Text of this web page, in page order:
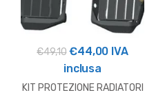
€49,10 Il
prezzo
originale
€44,00Il
attuale
IVA
inclusa
KIT PROTEZIONE RADIATORI